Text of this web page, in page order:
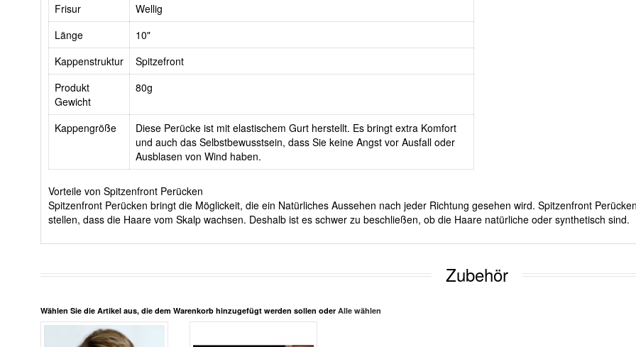
Frisur
Wellig
Länge
10"
Kappenstruktur
Spitzefront
Produkt
Gewicht
80g
Kappengröße
Diese Perücke ist mit elastischem Gurt herstellt. Es bringt extra Komfort
und auch das Selbstbewusstsein, dass Sie keine Angst vor Ausfall oder
Ausblasen von Wind haben.
Vorteile von Spitzenfront Perücken
Spitzenfront Perücken bringt die Möglickeit, die ein Natürliches Aussehen nach jeder Richtung gesehen wird. Spitzenfront
stellen, dass die Haare vom Skalp wachsen. Deshalb ist es schwer zu beschließen, ob die Haare natürliche oder synthetisch sind.
Zubehör
Wählen Sie die Artikel aus, die dem Warenkorb hinzugefügt werden sollen oder Alle wählen